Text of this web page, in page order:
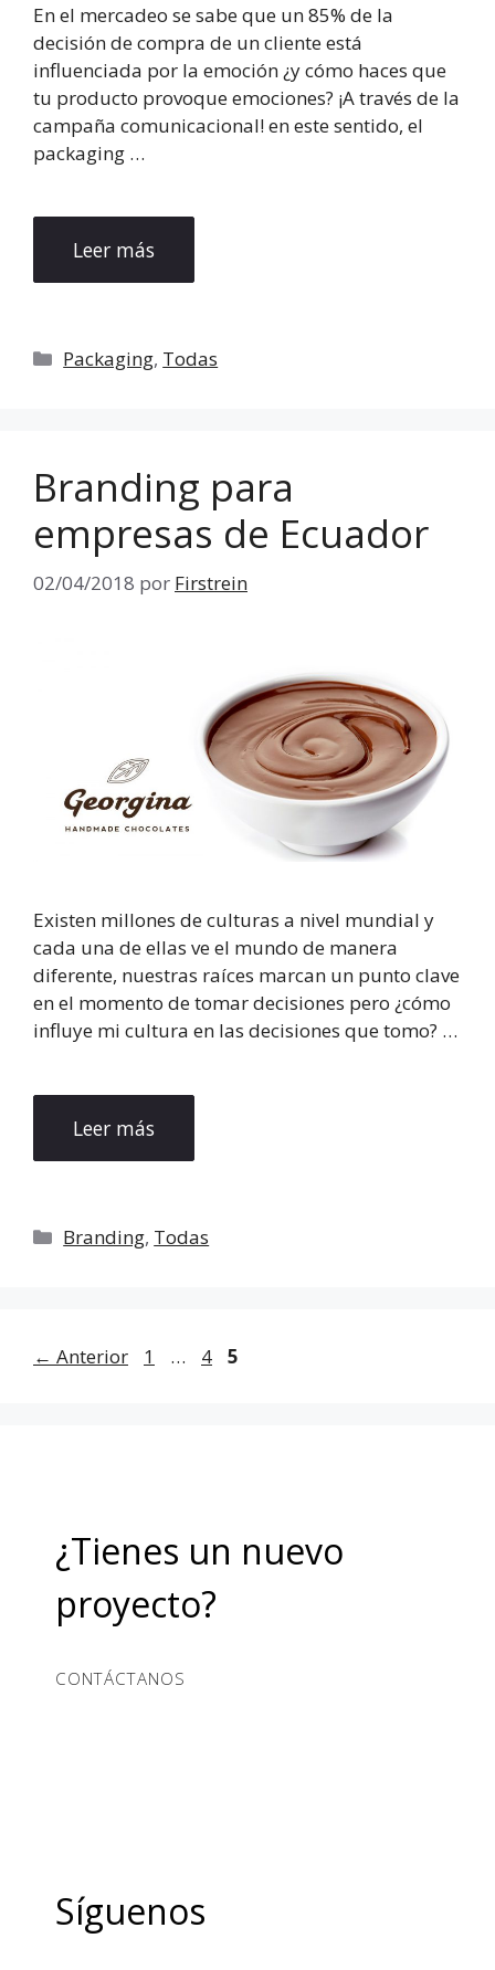
En el mercadeo se sabe que un 85% de la
decisión de compra de un cliente está
influenciada por la emoción ¿y cómo haces que
tu producto provoque emociones? ¡A través de la
campaña comunicacional! en este sentido, el
packaging …
Leer más
Categorías
Packaging, Todas
Branding para
empresas de Ecuador
02/04/2018 por Firstrein
Existen millones de culturas a nivel mundial y
cada una de ellas ve el mundo de manera
diferente, nuestras raíces marcan un punto clave
en el momento de tomar decisiones pero ¿cómo
influye mi cultura en las decisiones que tomo? …
Leer más
Categorías
Branding, Todas
← Anterior Página
1 … Página
4 Página
5
¿Tienes un nuevo
proyecto?
CONTÁCTANOS
Síguenos